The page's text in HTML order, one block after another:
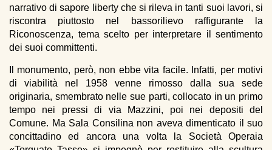
narrativo di sapore liberty che si rileva in tanti suoi lavori, si
riscontra piuttosto nel bassorilievo raffigurante la
Riconoscenza, tema scelto per interpretare il sentimento
dei suoi committenti.
Il monumento, però, non ebbe vita facile. Infatti, per motivi
di viabilità nel 1958 venne rimosso dalla sua sede
originaria, smembrato nelle sue parti, collocato in un primo
tempo nei pressi di via Mazzini, poi nei depositi del
Comune. Ma Sala Consilina non aveva dimenticato il suo
concittadino ed ancora una volta la Società Operaia